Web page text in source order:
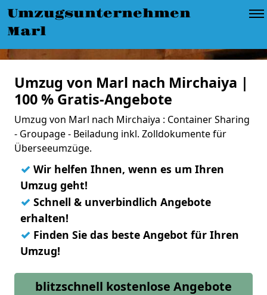
Umzugsunternehmen
Marl
Umzug von Marl nach Mirchaiya |
100 % Gratis-Angebote
Umzug von Marl nach Mirchaiya : Container Sharing
- Groupage - Beiladung inkl. Zolldokumente für
Überseeumzüge.
✓ Wir helfen Ihnen, wenn es um Ihren
Umzug geht!
✓ Schnell & unverbindlich Angebote
erhalten!
✓ Finden Sie das beste Angebot für Ihren
Umzug!
blitzschnell kostenlose Angebote